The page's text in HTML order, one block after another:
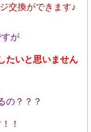
交換ができます♪
が
たいと思いません
の？？？
！